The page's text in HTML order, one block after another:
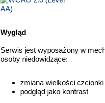
Wygląd
Serwis jest wyposażony w
osoby niedowidzące:
zmiana wielkości czcionki
podgląd jako kontrast